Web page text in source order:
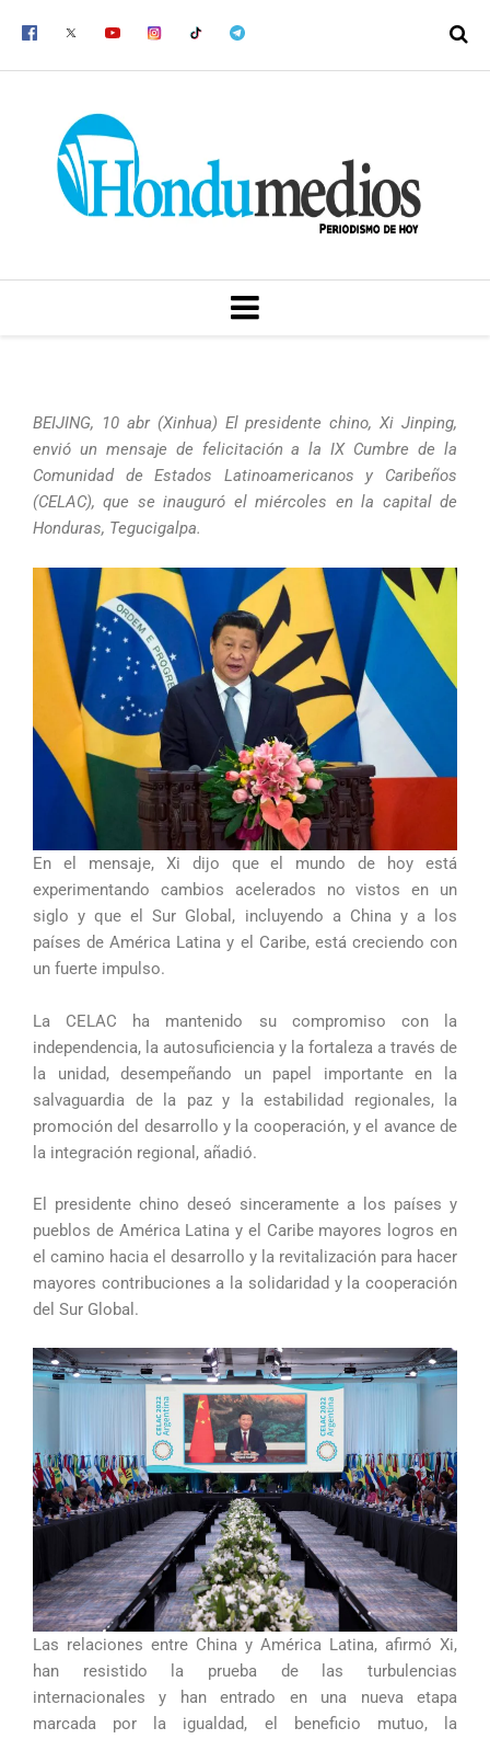
MENU
BEIJING, 10 abr (Xinhua) El presidente chino, Xi Jinping,
envió un mensaje de felicitación a la IX Cumbre de la
Comunidad de Estados Latinoamericanos y Caribeños
(CELAC), que se inauguró el miércoles en la capital de
Honduras, Tegucigalpa.
En el mensaje, Xi dijo que el mundo de hoy está
experimentando cambios acelerados no vistos en un
siglo y que el Sur Global, incluyendo a China y a los
países de América Latina y el Caribe, está creciendo con
un fuerte impulso.
La CELAC ha mantenido su compromiso con la
independencia, la autosuficiencia y la fortaleza a través de
la unidad, desempeñando un papel importante en la
salvaguardia de la paz y la estabilidad regionales, la
promoción del desarrollo y la cooperación, y el avance de
la integración regional, añadió.
El presidente chino deseó sinceramente a los países y
pueblos de América Latina y el Caribe mayores logros en
el camino hacia el desarrollo y la revitalización para hacer
mayores contribuciones a la solidaridad y la cooperación
del Sur Global.
Las relaciones entre China y América Latina, afirmó Xi,
han resistido la prueba de las turbulencias
internacionales y han entrado en una nueva etapa
marcada por la igualdad, el beneficio mutuo, la